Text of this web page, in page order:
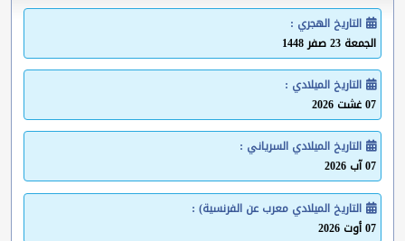
التاريخ الهجري :
الجمعة 23 صفر 1448
التاريخ الميلادي :
07 غشت 2026
التاريخ الميلادي السرياني :
07 آب 2026
التاريخ الميلادي معرب عن الفرنسية) :
07 أوت 2026